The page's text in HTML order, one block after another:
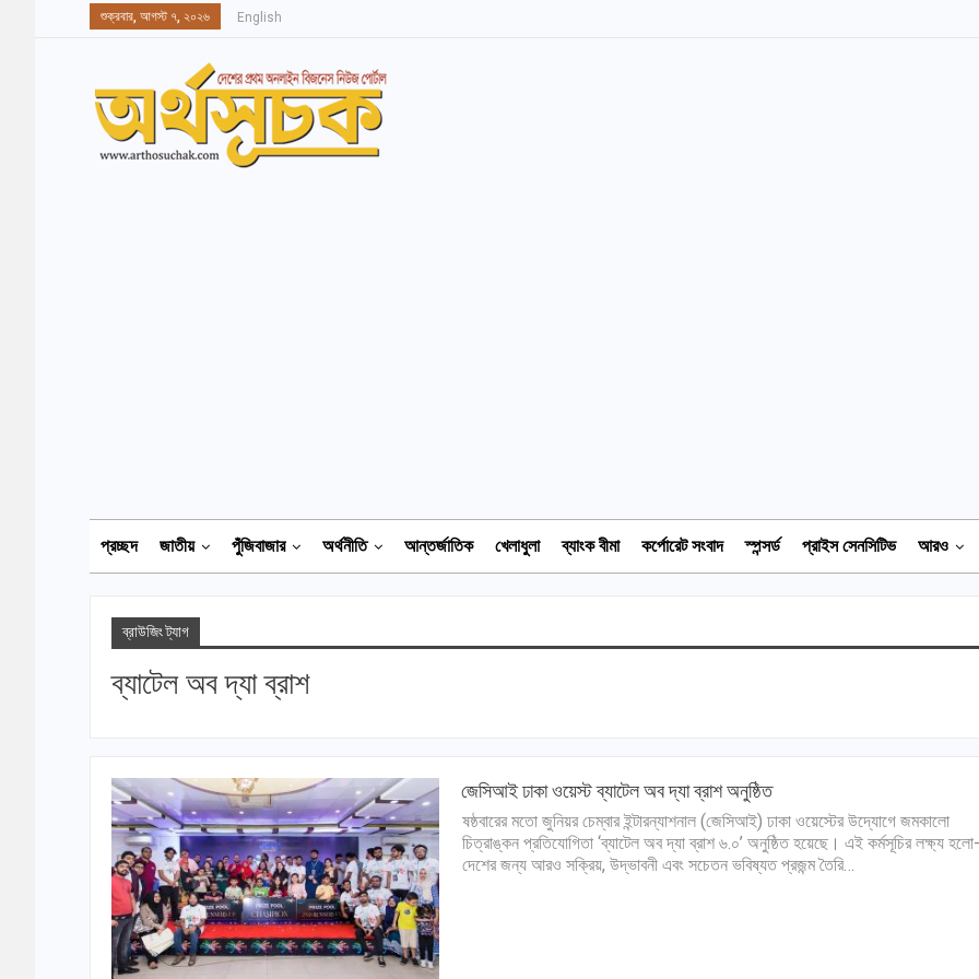
শুক্রবার, আগস্ট ৭, ২০২৬ English
প্রচ্ছদ জাতীয় পুঁজিবাজার অর্থনীতি আন্তর্জাতিক খেলাধুলা ব্যাংক বীমা কর্পোরেট সংবাদ স্পন্সর্ড প্রাইস সেনসিটিভ আরও
ব্রাউজিং ট্যাগ
ব্যাটেল অব দ্যা ব্রাশ
জেসিআই ঢাকা ওয়েস্ট ব্যাটেল অব দ্যা ব্রাশ অনুষ্ঠিত
ষষ্ঠবারের মতো জুনিয়র চেম্বার ইন্টারন্যাশনাল (জেসিআই) ঢাকা ওয়েস্টের উদ্যোগে জমকালো
চিত্রাঙ্কন প্রতিযোগিতা ‘ব্যাটেল অব দ্যা ব্রাশ ৬.০’ অনুষ্ঠিত হয়েছে। এই কর্মসূচির লক্ষ্য হলো-
দেশের জন্য আরও সক্রিয়, উদ্ভাবনী এবং সচেতন ভবিষ্যত প্রজন্ম তৈরি…